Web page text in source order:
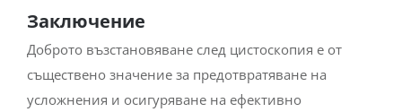
Заключение
Доброто възстановяване след цистоскопия е от
съществено значение за предотвратяване на
усложнения и осигуряване на ефективно